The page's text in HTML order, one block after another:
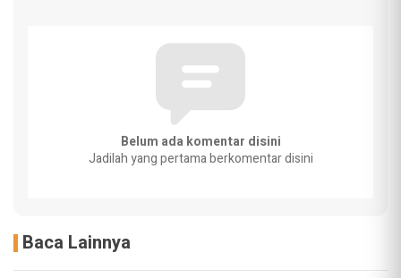
Belum ada komentar disini
Jadilah yang pertama berkomentar disini
Baca Lainnya